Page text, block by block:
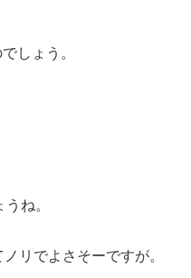
しょう。
ね。
リでよさそーですが。